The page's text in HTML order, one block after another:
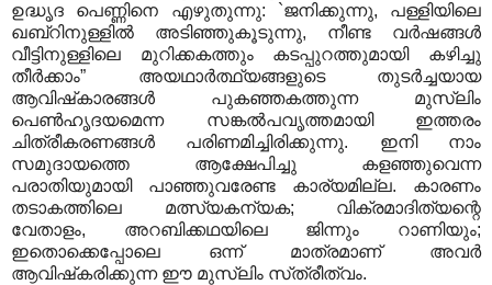
ഉദ്ധൃദ പെണ്ണിനെ എഴുതുന്നു: `ജനിക്കുന്നു, പള്ളിയിലെ
ഖബ്‌റിനുള്ളില്‍ അടിഞ്ഞുകൂടുന്നു, നീണ്ട വര്‍ഷങ്ങള്‍
വീട്ടിനുള്ളിലെ മുറിക്കകത്തും കടപ്പുറത്തുമായി കഴിച്ചു
തീര്‍ക്കാം” അയഥാര്‍ത്ഥ്യങ്ങളുടെ തുടര്‍ച്ചയായ
ആവിഷ്‌കാരങ്ങള്‍ പുകഞ്ഞകത്തുന്ന മുസ്‌ലിം
പെണ്‍ഹൃദയമെന്ന സങ്കല്‍പവൃത്തമായി ഇത്തരം
ചിത്രീകരണങ്ങള്‍ പരിണമിച്ചിരിക്കുന്നു. ഇനി നാം
സമുദായത്തെ ആക്ഷേപിച്ചു കളഞ്ഞുവെന്ന
പരാതിയുമായി പാഞ്ഞുവരേണ്ട കാര്യമില്ല. കാരണം
തടാകത്തിലെ മത്സ്യകന്യക; വിക്രമാദിത്യന്റെ
വേതാളം, അറബിക്കഥയിലെ ജിന്നും റാണിയും;
ഇതൊക്കെപ്പോലെ ഒന്ന്‌ മാത്രമാണ്‌ അവര്‍
ആവിഷ്‌കരിക്കുന്ന ഈ മുസ്‌ലിം സ്‌ത്രീത്വം.